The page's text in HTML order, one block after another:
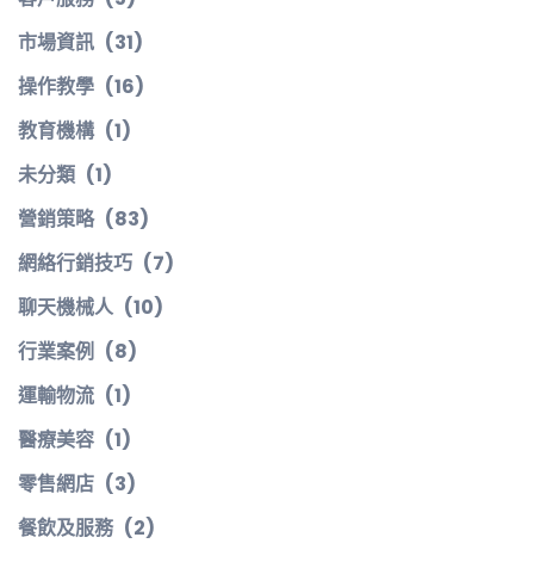
市場資訊 (31)
操作教學 (16)
教育機構 (1)
未分類 (1)
營銷策略 (83)
網絡行銷技巧 (7)
聊天機械人 (10)
行業案例 (8)
運輸物流 (1)
醫療美容 (1)
零售網店 (3)
餐飲及服務 (2)